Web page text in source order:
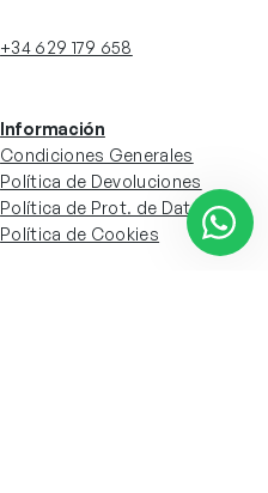
+34 629 179 658
Información
Condiciones Generales
Política de Devoluciones
Política de Prot. de Datos
Política de Cookies